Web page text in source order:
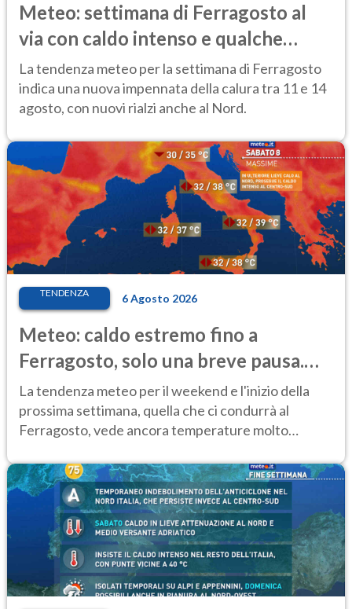
Meteo: settimana di Ferragosto al
via con caldo intenso e qualche
temporale
La tendenza meteo per la settimana di Ferragosto
indica una nuova impennata della calura tra 11 e 14
agosto, con nuovi rialzi anche al Nord.
TENDENZA 6 Agosto 2026
Meteo: caldo estremo fino a
Ferragosto, solo una breve pausa.
Ecco dove
La tendenza meteo per il weekend e l'inizio della
prossima settimana, quella che ci condurrà al
Ferragosto, vede ancora temperature molto